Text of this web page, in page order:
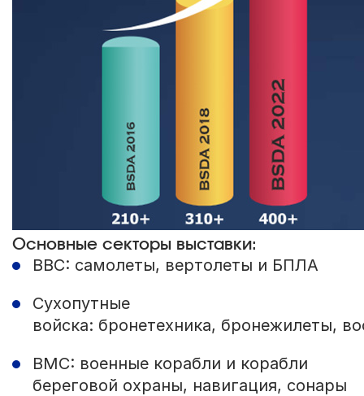
Основные секторы выставки:
ВВС: самолеты, вертолеты и БПЛА
Сухопутные
войска: бронетехника, бронежилеты,
ВМС: военные корабли и корабли
береговой охраны, навигация, сонары